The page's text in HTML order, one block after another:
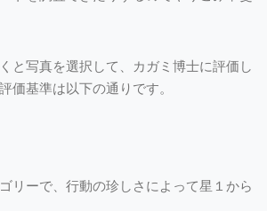
と写真を選択して、カガミ博士に評価し
価基準は以下の通りです。
リーで、行動の珍しさによって星１から